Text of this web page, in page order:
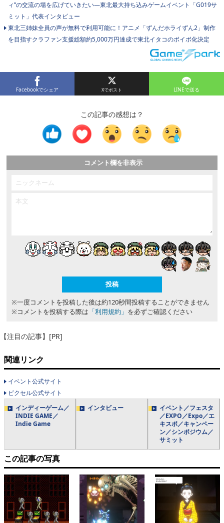
ィ”の交流の場を広げていきたい―東北最大持ち込みゲームイベント「G019サ
ミット」代表インタビュー
東北三姉妹全員の声が無料で利用可能に！アニメ「ずんだホライずん2」制作
を目指すクラファン支援総額約5,000万円達成で東北イタコのボイボ化決定
Facebookでシェア LINEで送る
この記事の感想は？
コメント欄を非表示
※一度コメントを投稿した後は約120秒間投稿することができません
※コメントを投稿する際は 「利用規約」 を必ずご確認ください
【注目の記事】[PR]
関連リンク
イベント公式サイト
ピクセル公式サイト
インディーゲーム／
INDIE GAME／
Indie Game
インタビュー
イベント／フェスタ
／EXPO／Expo／エ
キスポ／キャンペー
ン／シンポジウム／
サミット
この記事の写真